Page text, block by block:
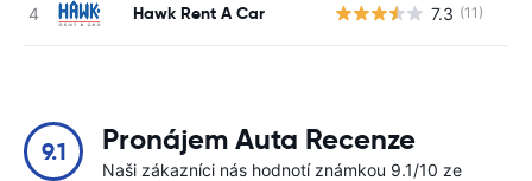
Hawk Rent A Car 7.3 (11)
9.1 Pronájem Auta Recenze
Naši zákazníci nás hodnotí známkou 9.1/10 ze